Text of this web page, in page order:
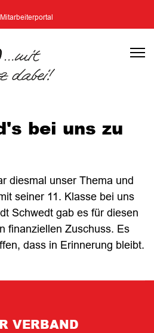
Mitarbeiterportal
bei uns zu
diesmal unser Thema und
seiner 11. Klasse bei uns
Schwedt gab es für diesen
finanziellen Zuschuss. Es
dass in Erinnerung bleibt.
VERBAND